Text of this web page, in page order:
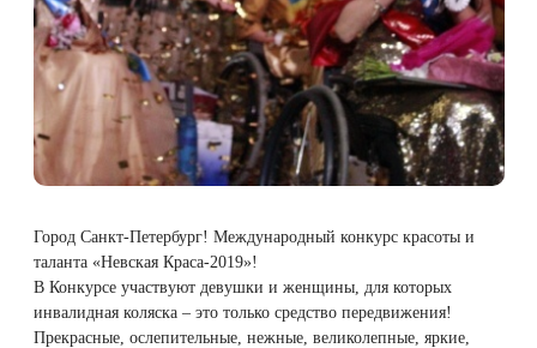
Город Санкт-Петербург! Международный конкурс красоты и
таланта «Невская Краса-2019»!
В Конкурсе участвуют девушки и женщины, для которых
инвалидная коляска – это только средство передвижения!
Прекрасные, ослепительные, нежные, великолепные, яркие,
Лечение прыщей (угревой сыпи)
Лечение гиперпигментации
Удаление веснушек
Удаление сосудистых звездочек
Удаление винного пятна
Therapy Pulse
Фотодинамическая терапия HELEO™
Удалить носогубные складки
Удалить перманентный макияж
Удалить рубцы
Поднять брови
Молодую и увлажнённую кожу вокруг глаз